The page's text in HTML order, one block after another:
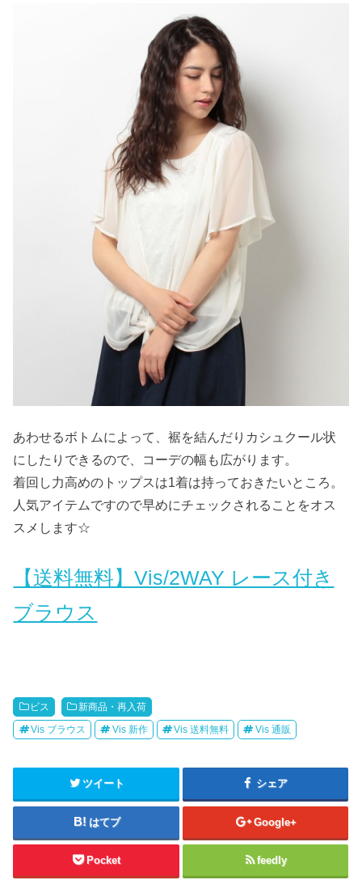
あわせるボトムによって、裾を結んだりカシュクール状
にしたりできるので、コーデの幅も広がります。
着回し力高めのトップスは1着は持っておきたいところ。
人気アイテムですので早めにチェックされることをオス
スメします☆
【送料無料】Vis/2WAY レース付き
ブラウス
ビス 新商品・再入荷
Vis ブラウス Vis 新作 Vis 送料無料 Vis 通販
ツイート シェア
はてブ Google+
Pocket feedly